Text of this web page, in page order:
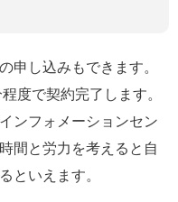
申し込みもできます。
度で契約完了します。
ンフォメーションセン
間と労力を考えると自
といえます。